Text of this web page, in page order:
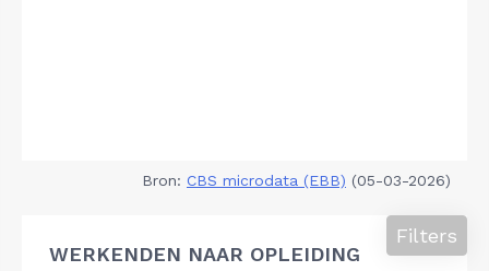
Bron: CBS microdata (EBB) (05-03-2026)
WERKENDEN NAAR OPLEIDING
Filters